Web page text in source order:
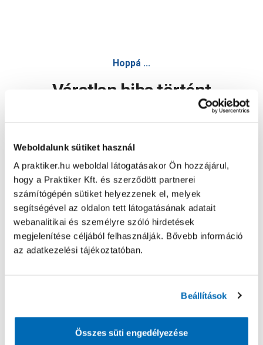
Weboldalunk sütiket használ
A praktiker.hu weboldal látogatásakor Ön hozzájárul,
hogy a Praktiker Kft. és szerződött partnerei
számítógépén sütiket helyezzenek el, melyek
segítségével az oldalon tett látogatásának adatait
webanalitikai és személyre szóló hirdetések
megjelenítése céljából felhasználják. Bővebb információ
az adatkezelési tájékoztatóban.
Beállítások
Összes süti engedélyezése
Hoppá ...
Váratlan hiba történt
Oldal újratöltése